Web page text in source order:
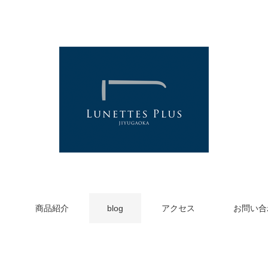
商品紹介 blog アクセス お問い